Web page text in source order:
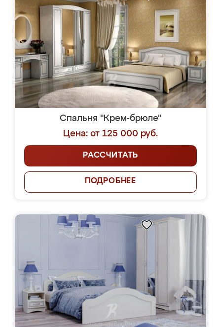
Спальня "Крем-брюле"
Цена: от 125 000 руб.
РАССЧИТАТЬ
ПОДРОБНЕЕ